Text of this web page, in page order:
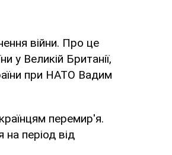
війни. Про це
у Великій Британії,
при НАТО Вадим
перемир'я.
період від